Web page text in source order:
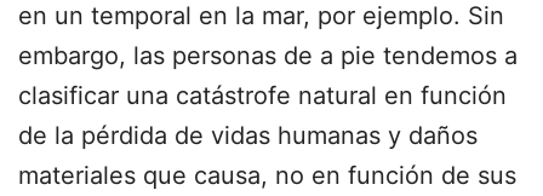
en un temporal en la mar, por ejemplo. Sin
embargo, las personas de a pie tendemos a
clasificar una catástrofe natural en función
de la pérdida de vidas humanas y daños
materiales que causa, no en función de sus